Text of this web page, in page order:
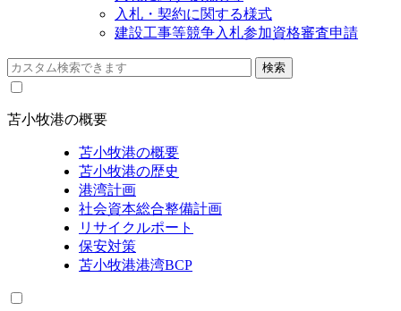
入札・契約に関する様式
建設工事等競争入札参加資格審査申請
苫小牧港の概要
苫小牧港の概要
苫小牧港の歴史
港湾計画
社会資本総合整備計画
リサイクルポート
保安対策
苫小牧港港湾BCP